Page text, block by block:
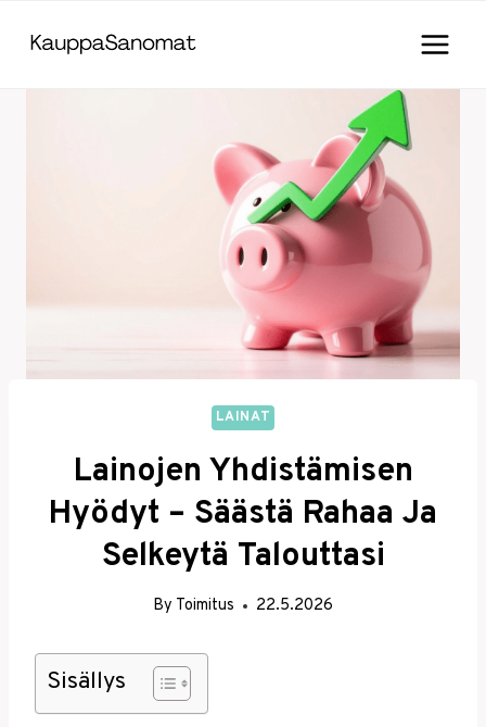
LAINAT
Lainojen Yhdistämisen
Hyödyt – Säästä Rahaa Ja
Selkeytä Talouttasi
By Toimitus 22.5.2026
Sisällys